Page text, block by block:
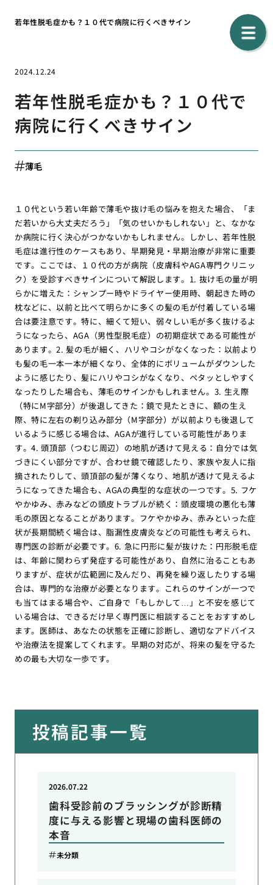
若年性脱毛症かも？１０代で病院に行くべきサイン
2024.12.24
若年性脱毛症かも？１０代で
病院に行くべきサイン
薄毛
１０代という若い年齢で薄毛や抜け毛の悩みを抱えた場合、「ま
だ若いから大丈夫だろう」「気のせいかもしれない」と、なかな
か病院に行く決心がつかないかもしれません。しかし、若年性脱
毛症は進行性のケースもあり、早期発見・早期治療が非常に重要
です。ここでは、１０代の方が病院（皮膚科やAGA専門クリニッ
ク）を受診すべきサインについて解説します。1. 抜け毛の量が明
らかに増えた：シャンプー時やドライヤー使用時、朝起きた時の
枕などに、以前と比べて明らかに多くの髪の毛が付着している場
合は要注意です。特に、細くて短い、弱々しい毛が多く抜けるよ
うになったら、AGA（男性型脱毛症）の初期症状である可能性が
あります。2. 髪の毛が細く、ハリやコシがなくなった：以前より
も髪の毛一本一本が細くなり、全体的にボリュームがダウンした
ように感じたり、髪にハリやコシがなくなり、ペタッとしやすく
なったりした場合も、薄毛のサインかもしれません。3. 生え際
（特にM字部分）が後退してきた：鏡で見たときに、額の生え
際、特に左右の剃り込み部分（M字部分）が以前よりも後退して
いるように感じる場合は、AGAが進行している可能性がありま
す。4. 頭頂部（つむじ周辺）の地肌が透けて見える：自分では気
づきにくい部分ですが、合わせ鏡で確認したり、家族や友人に指
摘されたりして、頭頂部の髪が薄くなり、地肌が透けて見えるよ
うになってきた場合も、AGAの典型的な症状の一つです。5. フケ
やかゆみ、赤みなどの頭皮トラブルが続く：頭皮環境の悪化も薄
毛の原因となることがあります。フケやかゆみ、赤みといった症
状が長期間続く場合は、脂漏性皮膚炎などの可能性も考えられ、
専門医の診断が必要です。6. 急に円形に髪が抜けた：円形脱毛症
は、年齢に関わらず発症する可能性があり、自然に治ることもあ
りますが、症状が広範囲に及んだり、再発を繰り返したりする場
合は、専門的な治療が必要となります。これらのサインが一つで
も当てはまる場合や、ご自身で「もしかして…」と不安を感じて
いる場合は、できるだけ早く専門医に相談することをおすすめし
ます。医師は、あなたの状態を正確に診断し、適切なアドバイス
や治療法を提案してくれます。早期の対応が、将来の髪を守るた
めの最も大切な一歩です。
投稿記事一覧
歯科受診前のブラッシングが診断精
度に与える影響と現場の歯科医師の
本音
2026.07.22
未分類